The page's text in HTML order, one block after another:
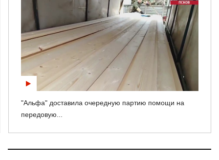
"Альфа" доставила очередную партию помощи на
передовую...